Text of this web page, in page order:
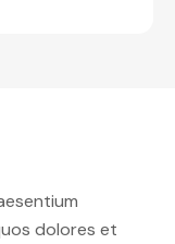
dolores et